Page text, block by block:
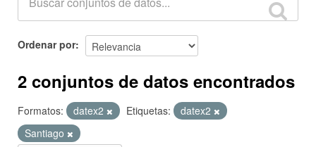
Ordenar por
2 conjuntos de datos encontrados
Formatos: datex2 Etiquetas:
datex2
Santiago